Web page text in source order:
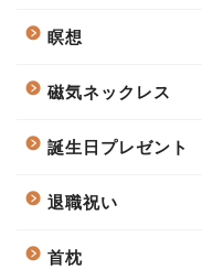
瞑想
磁気ネックレス
誕生日プレゼント
退職祝い
首枕